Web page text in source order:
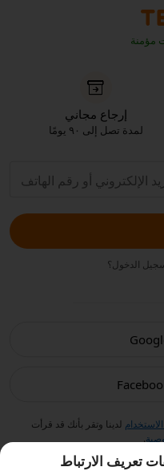
مؤمنة
إرجاع مجاني
لمدة تصل إلى ٩٠ يومًا
الدخول؟
لدينا وتقر بأنك قد قرأت
.
تعريف الارتباط